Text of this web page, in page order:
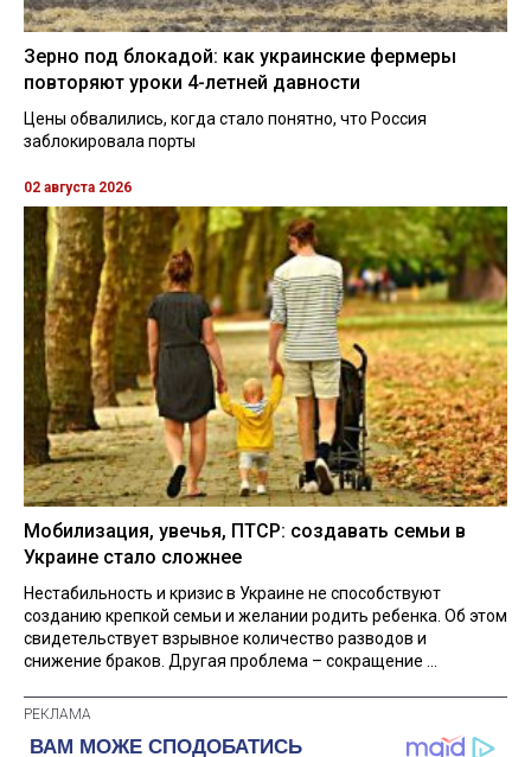
Зерно под блокадой: как украинские фермеры
повторяют уроки 4-летней давности
Цены обвалились, когда стало понятно, что Россия
заблокировала порты
02 августа 2026
Мобилизация, увечья, ПТСР: создавать семьи в
Украине стало сложнее
Нестабильность и кризис в Украине не способствуют
созданию крепкой семьи и желании родить ребенка. Об этом
свидетельствует взрывное количество разводов и
снижение браков. Другая проблема – сокращение ...